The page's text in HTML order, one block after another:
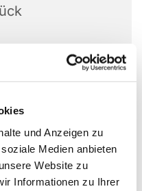
und Anzeigen zu
Medien anbieten
Website zu
Informationen zu Ihrer